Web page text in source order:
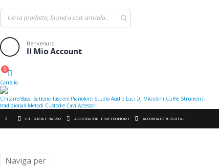
Benvenuto
Il Mio Account
Cart
0
Carrello
Chitarre/Bassi Batterie Tastiere Pianoforti Studio Audio Luci DJ Microfoni Cuffie Strumenti
tradizionali Metodi Custodie Cavi Accessori
CHITARRA E BASSO ACCORDATORI E METRONOMI ACCORDATORI DIGITALI
Naviga per